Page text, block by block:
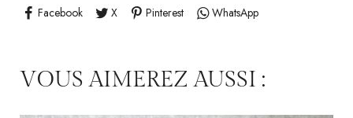
Facebook
X Pinterest WhatsApp
VOUS AIMEREZ AUSSI :